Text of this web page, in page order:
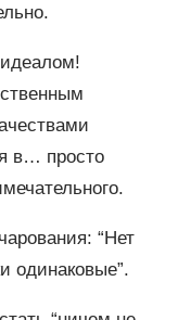
в… просто
“Нет
одинаковые”.